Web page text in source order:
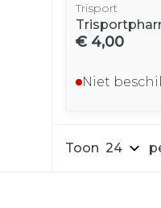
Trisport
€ 4,00
Niet
Toon